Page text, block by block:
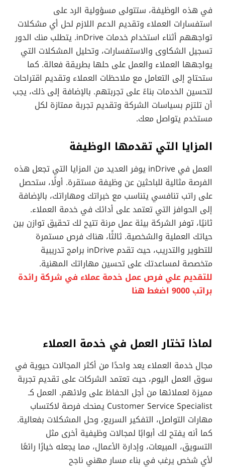
في هذه الوظيفة، ستتولى مسؤولية الرد على
استفسارات العملاء وتقديم الدعم اللازم لحل أي مشكلات
تواجههم أثناء استخدام خدمات inDrive. يتطلب منك الدور
تسجيل الشكاوى والاستفسارات، وتحليل المشكلات التي
يواجهها العملاء والعمل على حلها بطريقة فعالة. كما
ستحتاج إلى التعامل مع ملاحظات العملاء وتقديم اقتراحات
لتحسين الخدمات بناءً على تجربتهم. بالإضافة إلى ذلك، يجب
أن تلتزم بسياسات الشركة وتقديم تجربة ممتازة لكل
مستخدم يتواصل معك.
المزايا التي تقدمها الوظيفة
العمل في inDrive يوفر العديد من المزايا التي تجعل هذه
الفرصة مثالية للباحثين عن وظيفة مستقرة. أولًا، ستحصل
على راتب تنافسي يتناسب مع خبراتك ومهاراتك، بالإضافة
إلى الحوافز التي تعتمد على أدائك في خدمة العملاء.
ثانيًا، توفر الشركة بيئة عمل مرنة تتيح لك تحقيق توازن بين
حياتك العملية والشخصية. ثالثًا، هناك فرص مستمرة
للتطوير والتدريب، حيث تقدم inDrive برامج تدريبية
متخصصة لمساعدتك على تحسين مهاراتك المهنية.
للتقديم علي فرص عمل خدمة عملاء في شركة رائدة
براتب 9000 اضغط هنا
لماذا تختار العمل في خدمة العملاء
مجال خدمة العملاء يعد واحدًا من أكثر المجالات حيوية في
سوق العمل اليوم، حيث تعتمد الشركات على تقديم تجربة
مميزة لعملائها من أجل الحفاظ على ولائهم. العمل كـ
Customer Service Specialist يمنحك فرصة لاكتساب
مهارات التواصل، التفكير السريع، وحل المشكلات بفعالية.
كما أنه يفتح لك أبوابًا لمجالات وظيفية أخرى مثل
التسويق، المبيعات، وإدارة الأعمال، مما يجعله خيارًا رائعًا
لأي شخص يرغب في بناء مسار مهني ناجح